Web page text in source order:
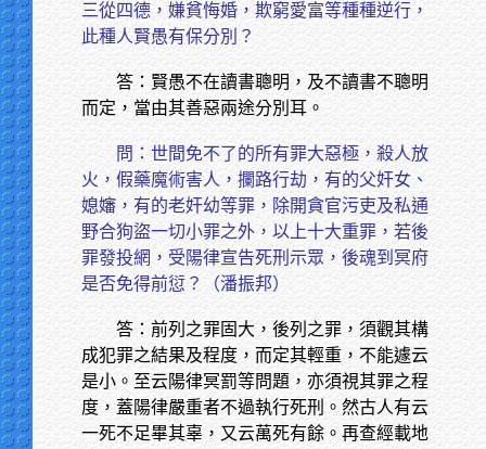
三從四德，嫌貧悔婚，欺窮愛富等種種逆行，
此種人賢愚有保分別？
答：賢愚不在讀書聰明，及不讀書不聰明
而定，當由其善惡兩途分別耳。
問：世間免不了的所有罪大惡極，殺人放
火，假藥魔術害人，攔路行劫，有的父奸女、
媳嬸，有的老奸幼等罪，除開貪官污吏及私通
野合狗盜一切小罪之外，以上十大重罪，若後
罪發投網，受陽律宣告死刑示眾，後魂到冥府
是否免得前愆？（潘振邦）
答：前列之罪固大，後列之罪，須觀其構
成犯罪之結果及程度，而定其輕重，不能遽云
是小。至云陽律冥罰等問題，亦須視其罪之程
度，蓋陽律嚴重者不過執行死刑。然古人有云
一死不足畢其辜，又云萬死有餘。再查經載地